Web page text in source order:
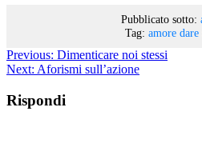
Pubblicato sotto:
Tag: amore dare
Previous: Dimenticare noi stessi
Next: Aforismi sull’azione
Rispondi